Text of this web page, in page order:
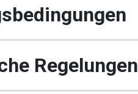
Regelungen